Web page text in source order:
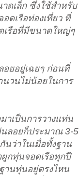
ดเล็ก ซึ่งใช้สำหรับ
ดเรือท่องเที่ยว ที่
เรือที่มีขนาดใหญ่ๆ
อยอยู่เฉยๆ ก่อนที่
นวนไม่น้อยในการ
าเป็นการวางแท่น
ลอยก็ประมาณ 3-5
ว่าในเมื่อทั้งฐาน
กทุ่นจอดเรือทุกปี
านทุ่นอยู่ตรงไหน